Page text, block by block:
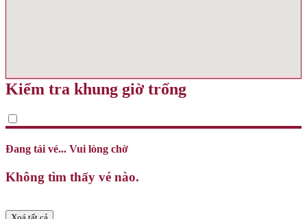
Kiểm tra khung giờ trống
Đang tải vé... Vui lòng chờ
Không tìm thấy vé nào.